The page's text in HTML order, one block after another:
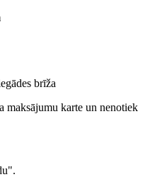
brīža
maksājumu karte un nenotiek